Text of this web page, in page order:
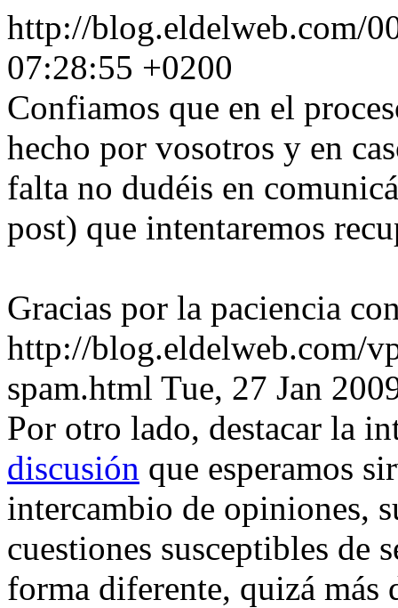
http://blog.eldelweb.com/
07:28:55 +0200
Confiamos que en el
hecho por vosotros y en
falta no dudéis en
post) que intentaremos
Gracias por la paciencia
http://blog.eldelweb.com/
spam.html Tue, 27 Jan
Por otro lado, destacar la
discusión que esperamos
intercambio de opiniones,
cuestiones susceptibles de
forma diferente, quizá más